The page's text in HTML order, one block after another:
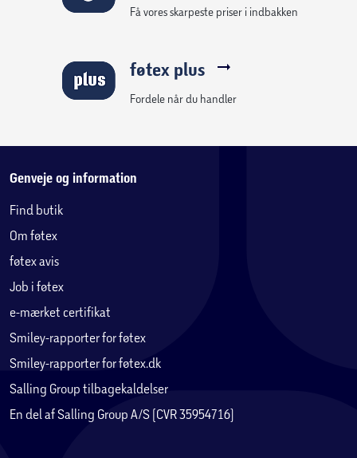
Få vores skarpeste priser i indbakken
føtex plus
Fordele når du handler
Genveje og information
Find butik
Om føtex
føtex avis
Job i føtex
e-mærket certifikat
Smiley-rapporter for føtex
Smiley-rapporter for føtex.dk
Salling Group tilbagekaldelser
En del af Salling Group A/S (CVR 35954716)